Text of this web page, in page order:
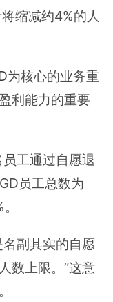
缩减约4%的人
为核心的业务重
利能力的重要
工通过自愿退
员工总数为
副其实的自愿
数上限。”这意